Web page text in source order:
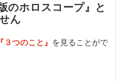
のホロスコープ』と
ん
『３つのこと』 を見ることがで